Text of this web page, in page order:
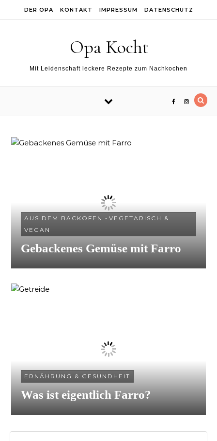
DER OPA KONTAKT IMPRESSUM DATENSCHUTZ
Opa Kocht
Mit Leidenschaft leckere Rezepte zum Nachkochen
AUS DEM BACKOFEN - VEGETARISCH &
VEGAN
Gebackenes Gemüse mit Farro
ERNÄHRUNG & GESUNDHEIT
Was ist eigentlich Farro?